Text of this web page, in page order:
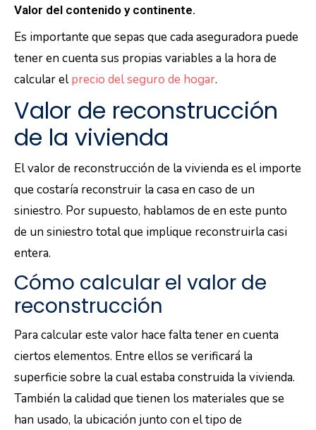
Valor del contenido y continente.
Es importante que sepas que cada aseguradora puede
tener en cuenta sus propias variables a la hora de
calcular elprecio del seguro de hogar.
Valor de reconstrucción
de la vivienda
El valor de reconstrucción de la vivienda es el importe
que costaría reconstruir la casa en caso de un
siniestro. Por supuesto, hablamos de en este punto
de un siniestro total que implique reconstruirla casi
entera.
Cómo calcular el valor de
reconstrucción
Para calcular este valor hace falta tener en cuenta
ciertos elementos. Entre ellos se verificará la
superficie sobre la cual estaba construida la vivienda.
También la calidad que tienen los materiales que se
han usado, la ubicación junto con el tipo de